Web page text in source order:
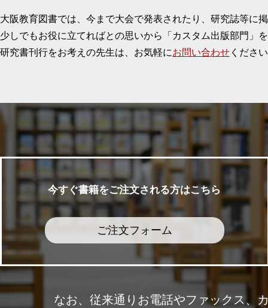
大阪教育図書では、今まで大会で発表されたり、研究誌等に
少しでもお役に立てればとの思いから「カスタム出版部門」
研究書刊行をお考えの先生は、お気軽にお問い合わせ くださ
今すぐ書籍をご注文される方はこちら
ご注文フォーム
なお、従来通りお電話やファックス、